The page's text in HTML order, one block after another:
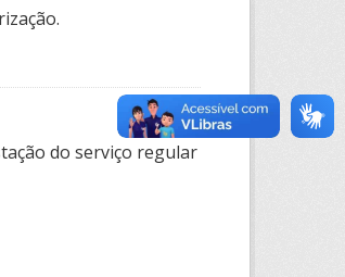
do serviço regular